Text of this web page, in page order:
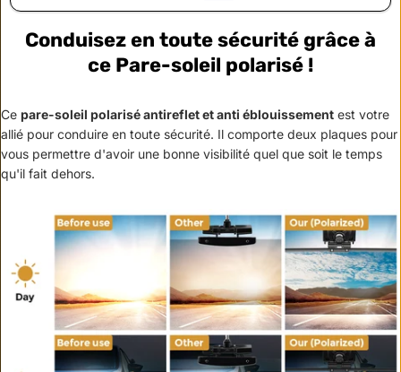
Conduisez en toute sécurité grâce à
ce Pare-soleil polarisé !
Ce pare-soleil polarisé antireflet et anti éblouissement est votre
allié pour conduire en toute sécurité. Il comporte deux plaques pour
vous permettre d'avoir une bonne visibilité quel que soit le temps
qu'il fait dehors.